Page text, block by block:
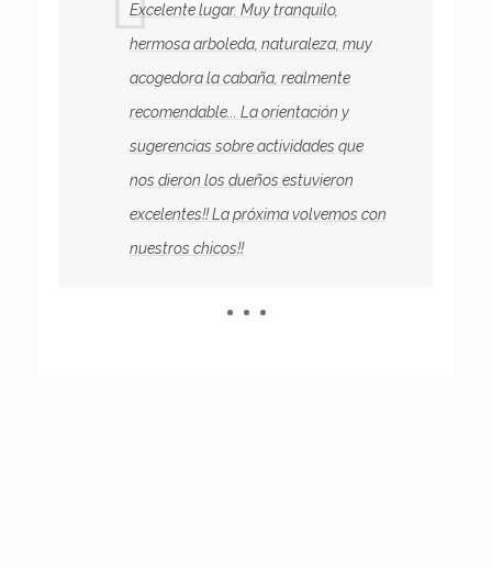
Excelente lugar. Muy tranquilo,
hermosa arboleda, naturaleza, muy
acogedora la cabaña, realmente
recomendable... La orientación y
sugerencias sobre actividades que
nos dieron los dueños estuvieron
excelentes!! La próxima volvemos con
nuestros chicos!!